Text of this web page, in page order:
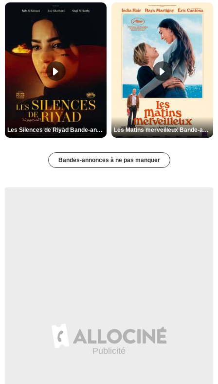
Les Silences de Riyad Bande-annonce VO STFR Les Matins merveilleux Bande-annonce VF
Bandes-annonces à ne pas manquer